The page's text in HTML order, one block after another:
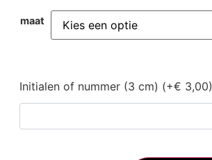
maat
Initialen of nummer (3 cm) (+€ 3,00)